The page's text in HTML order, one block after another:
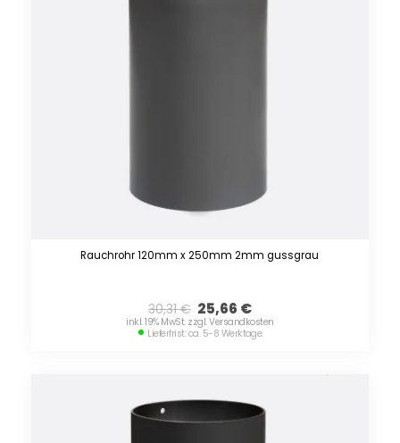
Rauchrohr 120mm x 250mm 2mm gussgrau
30,31€ 25,66 €
inkl. 19% MwSt. zzgl. Versandkosten
Lieferfrist: ca. 5-8 Werktage.